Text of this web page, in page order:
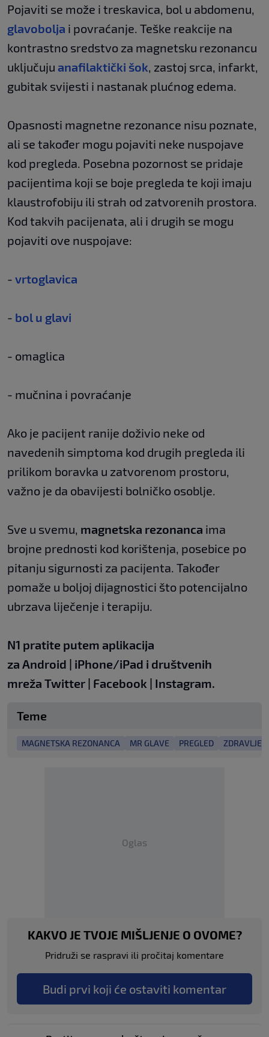
Pojaviti se može i treskavica, bol u abdomenu,
glavobolja i povraćanje. Teške reakcije na
kontrastno sredstvo za magnetsku rezonancu
uključuju anafilaktički šok, zastoj srca, infarkt,
gubitak svijesti i nastanak plućnog edema.
Opasnosti magnetne rezonance nisu poznate,
ali se također mogu pojaviti neke nuspojave
kod pregleda. Posebna pozornost se pridaje
pacijentima koji se boje pregleda te koji imaju
klaustrofobiju ili strah od zatvorenih prostora.
Kod takvih pacijenata, ali i drugih se mogu
pojaviti ove nuspojave:
- vrtoglavica
- bol u glavi
- omaglica
- mučnina i povraćanje
Ako je pacijent ranije doživio neke od
navedenih simptoma kod drugih pregleda ili
prilikom boravka u zatvorenom prostoru,
važno je da obavijesti bolničko osoblje.
Sve u svemu, magnetska rezonanca ima
brojne prednosti kod korištenja, posebice po
pitanju sigurnosti za pacijenta. Također
pomaže u boljoj dijagnostici što potencijalno
ubrzava liječenje i terapiju.
N1 pratite putem aplikacija
za Android | iPhone/iPad i društvenih
mreža Twitter | Facebook | Instagram.
Teme
MAGNETSKA REZONANCA MR GLAVE PREGLED ZDRAVLJE
Oglas
KAKVO JE TVOJE MIŠLJENJE O OVOME?
Pridruži se raspravi ili pročitaj komentare
Budi prvi koji će ostaviti komentar